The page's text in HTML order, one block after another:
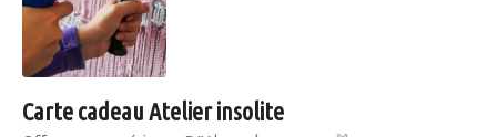
Carte cadeau Atelier insolite